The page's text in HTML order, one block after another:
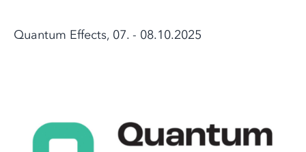
Quantum Effects, 07. - 08.10.2025